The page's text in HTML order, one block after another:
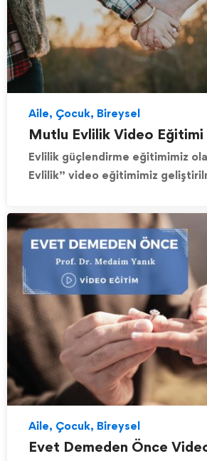
Aile, Çocuk, Bireysel
Mutlu Evlilik Video Eğitimi
Evlilik güçlendirme eğitimimiz
Evlilik” video eğitimimiz
Aile, Çocuk, Bireysel
Evet Demeden Önce